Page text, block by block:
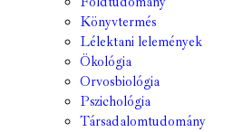
Könyvtermés
Lélektani lelemények
Ökológia
Orvosbiológia
Pszichológia
Társadalomtudomány